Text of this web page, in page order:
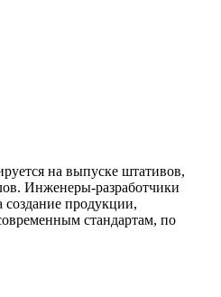
на выпуске штативов,
Инженеры-разработчики
продукции,
стандартам, по